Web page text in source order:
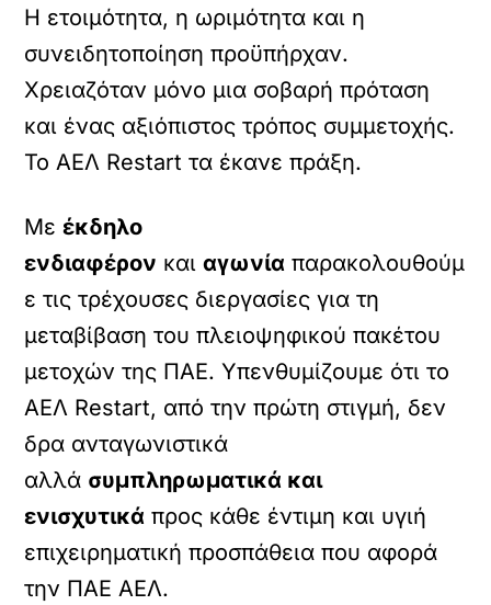
Η ετοιμότητα, η ωριμότητα και η
συνειδητοποίηση προϋπήρχαν.
Χρειαζόταν μόνο μια σοβαρή πρόταση
και ένας αξιόπιστος τρόπος συμμετοχής.
Το ΑΕΛ Restart τα έκανε πράξη.
Μεέκδηλο
ενδιαφέρον καιαγωνία παρακολουθούμ
ε τις τρέχουσες διεργασίες για τη
μεταβίβαση του πλειοψηφικού πακέτου
μετοχών της ΠΑΕ. Υπενθυμίζουμε ότι το
AEΛ Restart, από την πρώτη στιγμή, δεν
δρα ανταγωνιστικά
αλλά συμπληρωματικά και
ενισχυτικά προς κάθε έντιμη και υγιή
επιχειρηματική προσπάθεια που αφορά
την ΠΑΕ ΑΕΛ.